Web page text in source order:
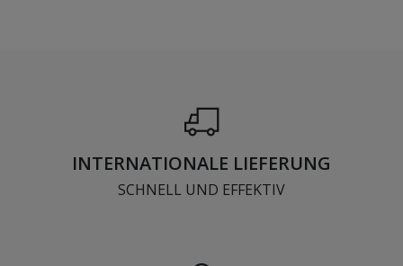
INTERNATIONALE LIEFERUNG
SCHNELL UND EFFEKTIV